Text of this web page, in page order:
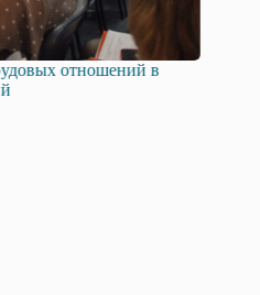
Русская община Крыма и
профсоюзов Крыма укрепляют